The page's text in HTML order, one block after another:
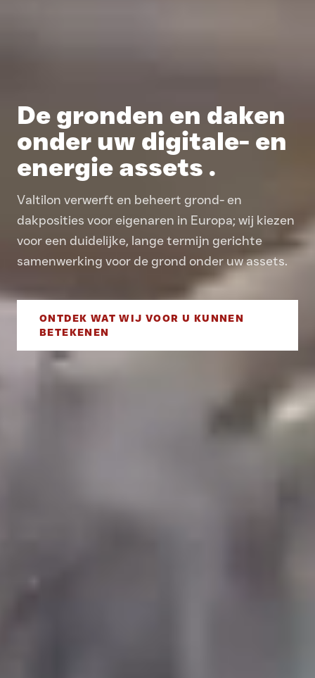
De gronden en daken
onder uw digitale- en
energie assets .
Valtilon verwerft en beheert grond- en
dakposities voor eigenaren in Europa; wij kiezen
voor een duidelijke, lange termijn gerichte
samenwerking voor de grond onder uw assets.
ONTDEK WAT WIJ VOOR U KUNNEN
BETEKENEN